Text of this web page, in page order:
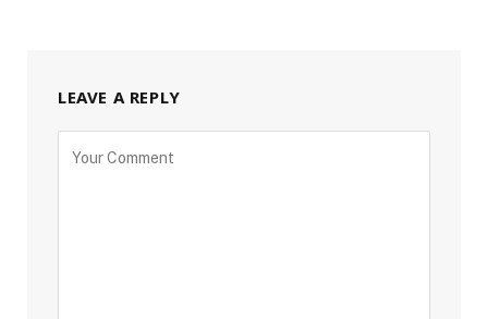
LEAVE A REPLY